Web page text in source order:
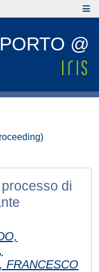
PORTO @
di
FRANCESCO